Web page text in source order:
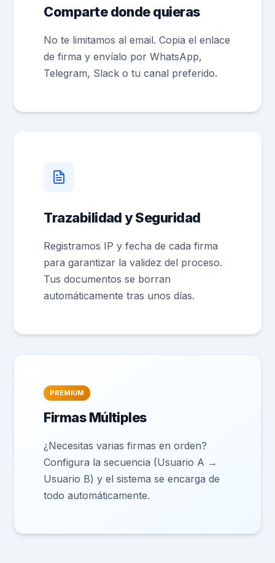
Comparte donde quieras
No te limitamos al email. Copia el enlace
de firma y envíalo por WhatsApp,
Telegram, Slack o tu canal preferido.
Trazabilidad y Seguridad
Registramos IP y fecha de cada firma
para garantizar la validez del proceso.
Tus documentos se borran
automáticamente tras unos días.
PREMIUM
Firmas Múltiples
¿Necesitas varias firmas en orden?
Configura la secuencia (Usuario A →
Usuario B) y el sistema se encarga de
todo automáticamente.